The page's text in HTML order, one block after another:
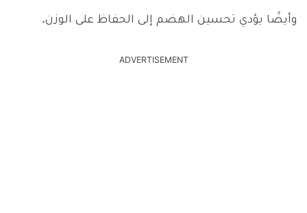
وأيضًا يؤدي تحسين الهضم إلى الحفاظ على الوزن.
ADVERTISEMENT